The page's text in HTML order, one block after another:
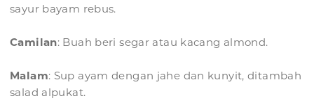
sayur bayam rebus.
Camilan: Buah beri segar atau kacang almond.
Malam: Sup ayam dengan jahe dan kunyit, ditambah
salad alpukat.